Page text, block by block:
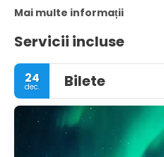
Mai multe informații
Servicii incluse
24
dec. Bilete